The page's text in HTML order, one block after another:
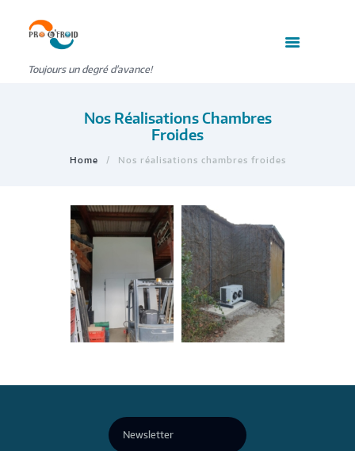
Toujours un degré d'avance!
Nos Réalisations Chambres
Froides
Home Nos réalisations chambres froides